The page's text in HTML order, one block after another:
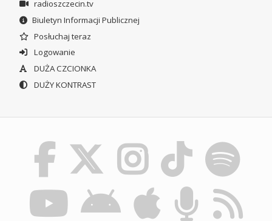
radioszczecin.tv
Biuletyn Informacji Publicznej
Posłuchaj teraz
Logowanie
DUŻA CZCIONKA
DUŻY KONTRAST